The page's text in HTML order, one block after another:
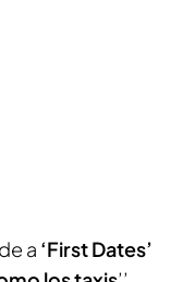
a ‘First Dates’